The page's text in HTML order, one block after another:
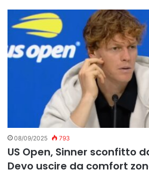
08/09/2025 793
US Open, Sinner sconfitto
Devo uscire da comfort